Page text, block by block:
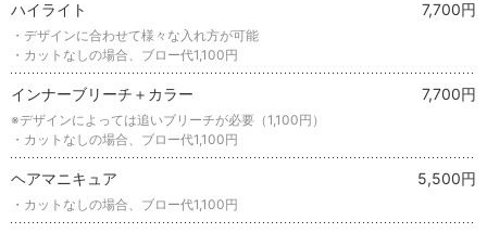
ハイライト 7,700円
・デザインに合わせて様々な入れ方が可能
・カットなしの場合、ブロー代1,100円
インナーブリーチ＋カラー 7,700円
※デザインによっては追いブリーチが必要（1,100円）
・カットなしの場合、ブロー代1,100円
ヘアマニキュア 5,500円
・カットなしの場合、ブロー代1,100円